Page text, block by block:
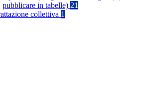
pubblicare in tabelle) 21
collettiva 1